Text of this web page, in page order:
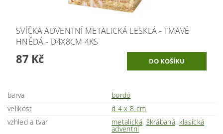
SVÍČKA ADVENTNÍ METALICKÁ LESKLÁ - TMAVĚ
HNĚDÁ - D4X8CM 4KS
87 Kč
barva
bordó
velikost
d 4 x 8 cm
vzhled a tvar
metalická, škrábaná, klasická
adventní